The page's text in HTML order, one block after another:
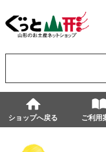
ショップへ戻る ご利用